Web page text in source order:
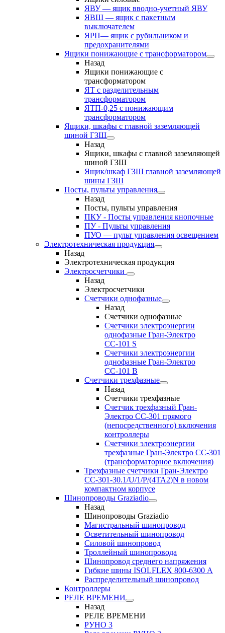
ЯВУ — ящик вводно-учетный ЯВУ
ЯВШ — ящик с пакетным
выключателем
ЯРП— ящик с рубильником и
предохранителями
Ящики понижающие с трансформатором
Назад
Ящики понижающие с
трансформатором
ЯТ с разделительным
трансформатором
ЯТП-0,25 с понижающим
трансформатором
Ящики, шкафы с главной заземляющей
шиной ГЗШ
Назад
Ящики, шкафы с главной заземляющей
шиной ГЗШ
Ящик/шкаф ГЗШ главной заземляющей
шины ГЗШ
Посты, пульты управления
Назад
Посты, пульты управления
ПКУ - Посты управления кнопочные
ПУ - Пульты управления
ПУО — пульт управления освещением
Электротехническая продукция
Назад
Электротехническая продукция
Электросчетчики
Назад
Электросчетчики
Счетчики однофазные
Назад
Счетчики однофазные
Счетчики электроэнергии
однофазные Гран-Электро
СС-101 S
Счетчики электроэнергии
однофазные Гран-Электро
СС-101 B
Счетчики трехфазные
Назад
Счетчики трехфазные
Счетчик трехфазный Гран-
Электро CC-301 прямого
(непосредственного) включения
контроллеры
Счетчики электроэнергии
трехфазные Гран-Электро CC-301
(трансформаторное включения)
Трехфазные счетчики Гран-Электро
СС-301-30.1/U/1/P/(4TA2)N в новом
компактном корпусе
Шинопроводы Graziadio
Назад
Шинопроводы Graziadio
Магистральный шинопровод
Осветительный шинопровод
Силовой шинопровод
Троллейный шинопровода
Шинопровод среднего напряжения
Гибкие шины ISOLFLEX 800-6300 А
Распределительный шинопровод
Контроллеры
РЕЛЕ ВРЕМЕНИ
Назад
РЕЛЕ ВРЕМЕНИ
РУНО 3